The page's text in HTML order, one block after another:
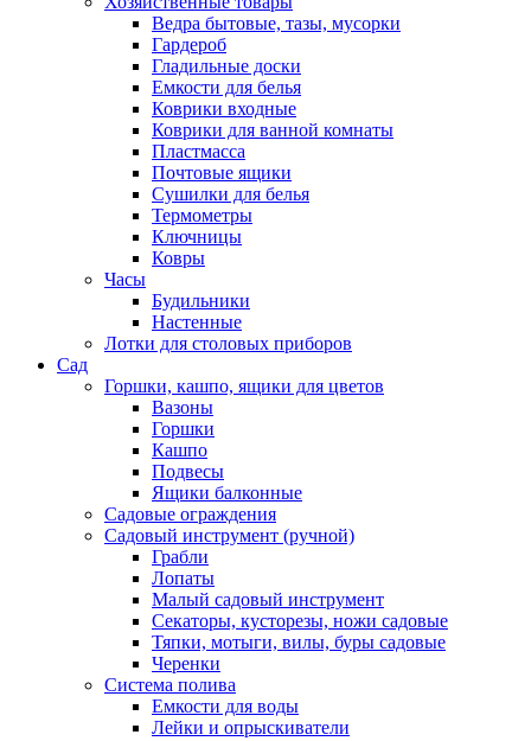
Ведра бытовые, тазы, мусорки
Гардероб
Гладильные доски
Емкости для белья
Коврики входные
Коврики для ванной комнаты
Пластмасса
Почтовые ящики
Сушилки для белья
Термометры
Ключницы
Ковры
Часы
Будильники
Настенные
Лотки для столовых приборов
Сад
Горшки, кашпо, ящики для цветов
Вазоны
Горшки
Кашпо
Подвесы
Ящики балконные
Садовые ограждения
Садовый инструмент (ручной)
Грабли
Лопаты
Малый садовый инструмент
Секаторы, кусторезы, ножи садовые
Тяпки, мотыги, вилы, буры садовые
Черенки
Система полива
Емкости для воды
Лейки и опрыскиватели